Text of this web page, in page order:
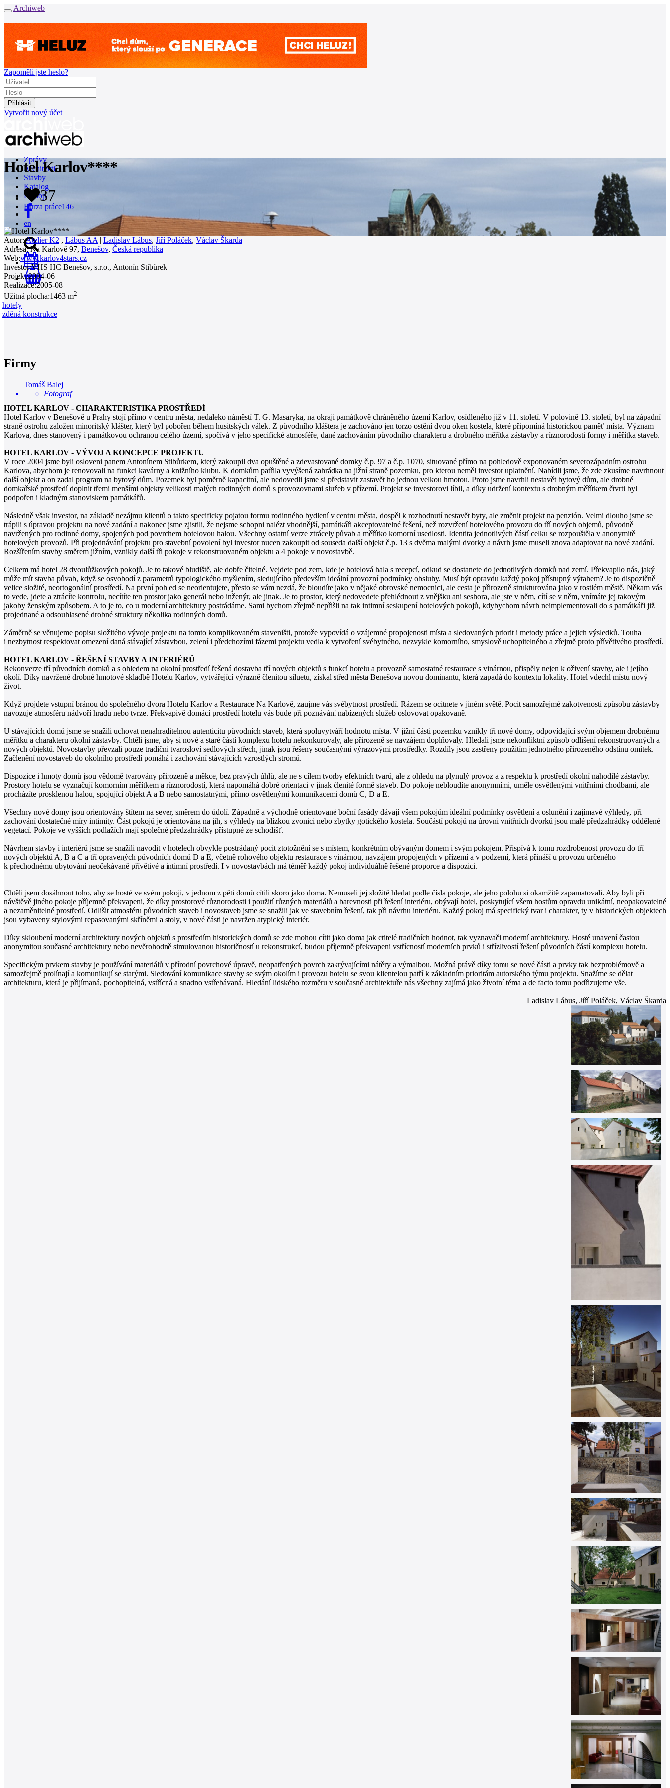
Archiweb
Zapoměli jste heslo?
Vytvořit nový účet
Zprávy
Architekti
Stavby
Katalog
E-shop
Burza práce146
en
0
Hotel Karlov****
37
Autor:Atelier K2 , Lábus AA | Ladislav Lábus, Jiří Poláček, Václav Škarda
Adresa:Na Karlově 97, Benešov, Česká republika
Web:www.karlov4stars.cz
Investor:VHS HC Benešov, s.r.o., Antonín Stibůrek
Projekt:2004-06
Realizace:2005-08
Užitná plocha:1463 m2
hotely
zděná konstrukce
Firmy
Tomáš Balej
Fotograf
HOTEL KARLOV - CHARAKTERISTIKA PROSTŘEDÍ
Hotel Karlov v Benešově u Prahy stojí přímo v centru města, nedaleko náměstí T. G. Masaryka, na okraji památkově chráněného území Karlov, osídleného již v 11. století. V polovině 13. století, byl na západní
straně ostrohu založen minoritský klášter, který byl pobořen během husitských válek. Z původního kláštera je zachováno jen torzo ostění dvou oken kostela, které připomíná historickou paměť místa. Význam
Karlova, dnes stanovený i památkovou ochranou celého území, spočívá v jeho specifické atmosféře, dané zachováním původního charakteru a drobného měřítka zástavby a různorodosti formy i měřítka staveb.
HOTEL KARLOV - VÝVOJ A KONCEPCE PROJEKTU
V roce 2004 jsme byli osloveni panem Antonínem Stibůrkem, který zakoupil dva opuštěné a zdevastované domky č.p. 97 a č.p. 1070, situované přímo na pohledově exponovaném severozápadním ostrohu
Karlova, abychom je renovovali na funkci kavárny a knižního klubu. K domkům patřila vyvýšená zahrádka na jižní straně pozemku, pro kterou neměl investor uplatnění. Nabídli jsme, že zde zkusíme navrhnout
další objekt a on zadal program na bytový dům. Pozemek byl poměrně kapacitní, ale nedovedli jsme si představit zastavět ho jednou velkou hmotou. Proto jsme navrhli nestavět bytový dům, ale drobné
domkařské prostředí doplnit třemi menšími objekty velikosti malých rodinných domů s provozovnami služeb v přízemí. Projekt se investorovi líbil, a díky udržení kontextu s drobným měřítkem čtvrti byl
podpořen i kladným stanoviskem památkářů.
Následně však investor, na základě nezájmu klientů o takto specificky pojatou formu rodinného bydlení v centru města, dospěl k rozhodnutí nestavět byty, ale změnit projekt na penzión. Velmi dlouho jsme se
trápili s úpravou projektu na nové zadání a nakonec jsme zjistili, že nejsme schopni nalézt vhodnější, památkáři akceptovatelné řešení, než rozvržení hotelového provozu do tří nových objemů, původně
navržených pro rodinné domy, spojených pod povrchem hotelovou halou. Všechny ostatní verze ztrácely půvab a měřítko komorní usedlosti. Identita jednotlivých částí celku se rozpouštěla v anonymitě
hotelových provozů. Při projednávání projektu pro stavební povolení byl investor nucen zakoupit od souseda další objekt č.p. 13 s dvěma malými dvorky a návrh jsme museli znova adaptovat na nové zadání.
Rozšířením stavby směrem jižním, vznikly další tři pokoje v rekonstruovaném objektu a 4 pokoje v novostavbě.
Celkem má hotel 28 dvoulůžkových pokojů. Je to takové bludiště, ale dobře čitelné. Vejdete pod zem, kde je hotelová hala s recepcí, odkud se dostanete do jednotlivých domků nad zemí. Překvapilo nás, jaký
může mít stavba půvab, když se osvobodí z parametrů typologického myšlením, sledujícího především ideální provozní podmínky obsluhy. Musí být opravdu každý pokoj přístupný výtahem? Je to dispozičně
velice složité, neortogonální prostředí. Na první pohled se neorientujete, přesto se vám nezdá, že bloudíte jako v nějaké obrovské nemocnici, ale cesta je přirozeně strukturována jako v rostlém městě. Někam vás
to vede, jdete a ztrácíte kontrolu, necítíte ten prostor jako generál nebo inženýr, ale jinak. Je to prostor, který nedovedete přehlédnout z vnějšku ani seshora, ale jste v něm, cítí se v něm, vnímáte jej takovým
jakoby ženským způsobem. A to je to, co u moderní architektury postrádáme. Sami bychom zřejmě nepřišli na tak intimní seskupení hotelových pokojů, kdybychom návrh neimplementovali do s památkáři již
projednané a odsouhlasené drobné struktury několika rodinných domů.
Záměrně se věnujeme popisu složitého vývoje projektu na tomto komplikovaném staveništi, protože vypovídá o vzájemné propojenosti místa a sledovaných priorit i metody práce a jejich výsledků. Touha
i nezbytnost respektovat omezení daná stávající zástavbou, zelení i předchozími fázemi projektu vedla k vytvoření svébytného, nezvykle komorního, smyslově uchopitelného a zřejmě proto přívětivého prostředí.
HOTEL KARLOV - ŘEŠENÍ STAVBY A INTERIÉRŮ
Rekonverze tří původních domků a s ohledem na okolní prostředí řešená dostavba tří nových objektů s funkcí hotelu a provozně samostatné restaurace s vinárnou, přispěly nejen k oživení stavby, ale i jejího
okolí. Díky navržené drobné hmotové skladbě Hotelu Karlov, vytvářející výrazně členitou siluetu, získal střed města Benešova novou dominantu, která zapadá do kontextu lokality. Hotel vdechl místu nový
život.
Když projdete vstupní bránou do společného dvora Hotelu Karlov a Restaurace Na Karlově, zaujme vás svébytnost prostředí. Rázem se ocitnete v jiném světě. Pocit samozřejmé zakotvenosti způsobu zástavby
navozuje atmosféru nádvoří hradu nebo tvrze. Překvapivě domácí prostředí hotelu vás bude při poznávání nabízených služeb oslovovat opakovaně.
U stávajících domů jsme se snažili uchovat nenahraditelnou autenticitu původních staveb, která spoluvytváří hodnotu místa. V jižní části pozemku vznikly tři nové domy, odpovídající svým objemem drobnému
měřítku a charakteru okolní zástavby. Chtěli jsme, aby si nové a staré částí komplexu hotelu nekonkurovaly, ale přirozeně se navzájem doplňovaly. Hledali jsme nekonfliktní způsob odlišení rekonstruovaných a
nových objektů. Novostavby převzali pouze tradiční tvarosloví sedlových střech, jinak jsou řešeny současnými výrazovými prostředky. Rozdíly jsou zastřeny použitím jednotného přirozeného odstínu omítek.
Začlenění novostaveb do okolního prostředí pomáhá i zachování stávajících vzrostlých stromů.
Dispozice i hmoty domů jsou vědomě tvarovány přirozeně a měkce, bez pravých úhlů, ale ne s cílem tvorby efektních tvarů, ale z ohledu na plynulý provoz a z respektu k prostředí okolní nahodilé zástavby.
Prostory hotelu se vyznačují komorním měřítkem a různorodostí, která napomáhá dobré orientaci v jinak členité formě staveb. Do pokoje nebloudíte anonymními, uměle osvětlenými vnitřními chodbami, ale
procházíte prosklenou halou, spojující objekt A a B nebo samostatnými, přímo osvětlenými komunikacemi domů C, D a E.
Všechny nové domy jsou orientovány štítem na sever, směrem do údolí. Západně a východně orientované boční fasády dávají všem pokojům ideální podmínky osvětlení a oslunění i zajímavé výhledy, při
zachování dostatečné míry intimity. Část pokojů je orientována na jih, s výhledy na blízkou zvonici nebo zbytky gotického kostela. Součástí pokojů na úrovni vnitřních dvorků jsou malé předzahrádky oddělené
vegetací. Pokoje ve vyšších podlažích mají společné předzahrádky přístupné ze schodišť.
Návrhem stavby i interiérů jsme se snažili navodit v hotelech obvykle postrádaný pocit ztotožnění se s místem, konkrétním obývaným domem i svým pokojem. Přispívá k tomu rozdrobenost provozu do tří
nových objektů A, B a C a tří opravených původních domů D a E, včetně rohového objektu restaurace s vinárnou, navzájem propojených v přízemí a v podzemí, která přináší u provozu určeného
k přechodnému ubytování neočekávaně přívětivé a intimní prostředí. I v novostavbách má téměř každý pokoj individuálně řešené proporce a dispozici.
Chtěli jsem dosáhnout toho, aby se hosté ve svém pokoji, v jednom z pěti domů cítili skoro jako doma. Nemuseli jej složitě hledat podle čísla pokoje, ale jeho polohu si okamžitě zapamatovali. Aby byli při
návštěvě jiného pokoje příjemně překvapeni, že díky prostorové různorodosti i použití různých materiálů a barevnosti při řešení interiéru, obývají hotel, poskytující všem hostům opravdu unikátní, neopakovatelné
a nezaměnitelné prostředí. Odlišit atmosféru původních staveb i novostaveb jsme se snažili jak ve stavebním řešení, tak při návrhu interiéru. Každý pokoj má specifický tvar i charakter, ty v historických objektech
jsou vybaveny stylovými repasovanými skříněmi a stoly, v nové části je navržen atypický interiér.
Díky skloubení moderní architektury nových objektů s prostředím historických domů se zde mohou cítit jako doma jak ctitelé tradičních hodnot, tak vyznavači moderní architektury. Hosté unavení častou
anonymitou současné architektury nebo nevěrohodně simulovanou historičností u rekonstrukcí, budou příjemně překvapeni vstřícností moderních prvků i střízlivostí řešení původních částí komplexu hotelu.
Specifickým prvkem stavby je používání materiálů v přírodní povrchové úpravě, neopatřených povrch zakrývajícími nátěry a výmalbou. Možná právě díky tomu se nové části a prvky tak bezproblémově a
samozřejmě prolínají a komunikují se starými. Sledování komunikace stavby se svým okolím i provozu hotelu se svou klientelou patří k základním prioritám autorského týmu projektu. Snažíme se dělat
architekturu, která je přijímaná, pochopitelná, vstřícná a snadno vstřebávaná. Hledání lidského rozměru v současné architektuře nás všechny zajímá jako životní téma a de facto tomu podřizujeme vše.
Ladislav Lábus, Jiří Poláček, Václav Škarda